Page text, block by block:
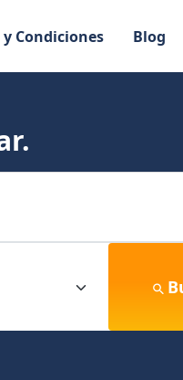
Condiciones Blog